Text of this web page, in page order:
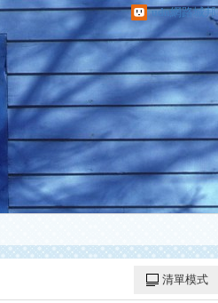
udn網路城邦
清單模式